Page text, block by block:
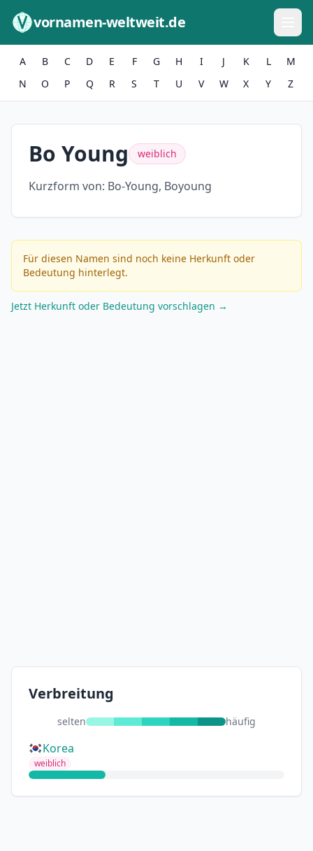
vornamen-weltweit.de
A B C D E F G H I J K L
M
N
O P Q R S T U V W X Y Z
Bo Young weiblich
Kurzform von: Bo-Young, Boyoung
Für diesen Namen sind noch keine Herkunft oder
Bedeutung hinterlegt.
Jetzt Herkunft oder Bedeutung vorschlagen →
Verbreitung
selten häufig
Korea
weiblich